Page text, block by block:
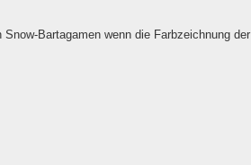
Bartagamen wenn die Farbzeichnung der